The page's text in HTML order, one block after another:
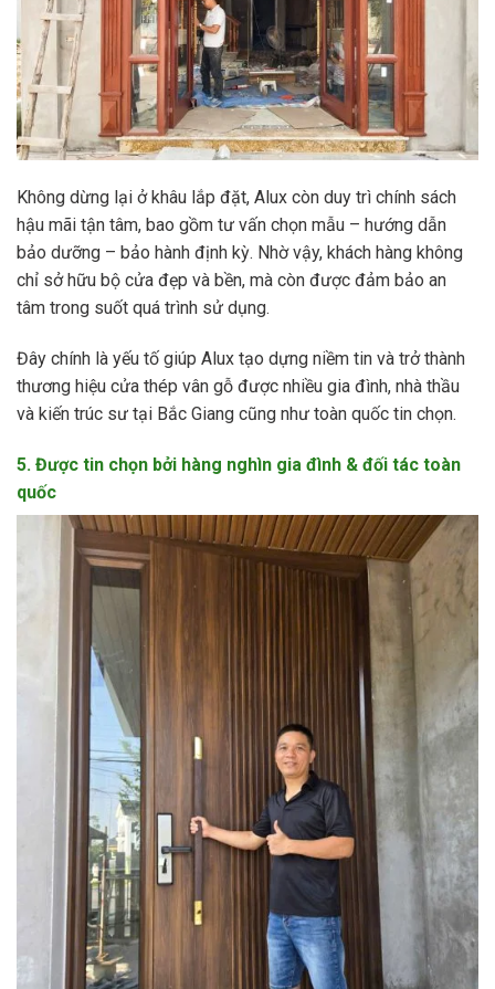
Không dừng lại ở khâu lắp đặt, Alux còn duy trì chính sách
hậu mãi tận tâm, bao gồm tư vấn chọn mẫu – hướng dẫn
bảo dưỡng – bảo hành định kỳ. Nhờ vậy, khách hàng không
chỉ sở hữu bộ cửa đẹp và bền, mà còn được đảm bảo an
tâm trong suốt quá trình sử dụng.
Đây chính là yếu tố giúp Alux tạo dựng niềm tin và trở thành
thương hiệu cửa thép vân gỗ được nhiều gia đình, nhà thầu
và kiến trúc sư tại Bắc Giang cũng như toàn quốc tin chọn.
5. Được tin chọn bởi hàng nghìn gia đình & đối tác toàn
quốc